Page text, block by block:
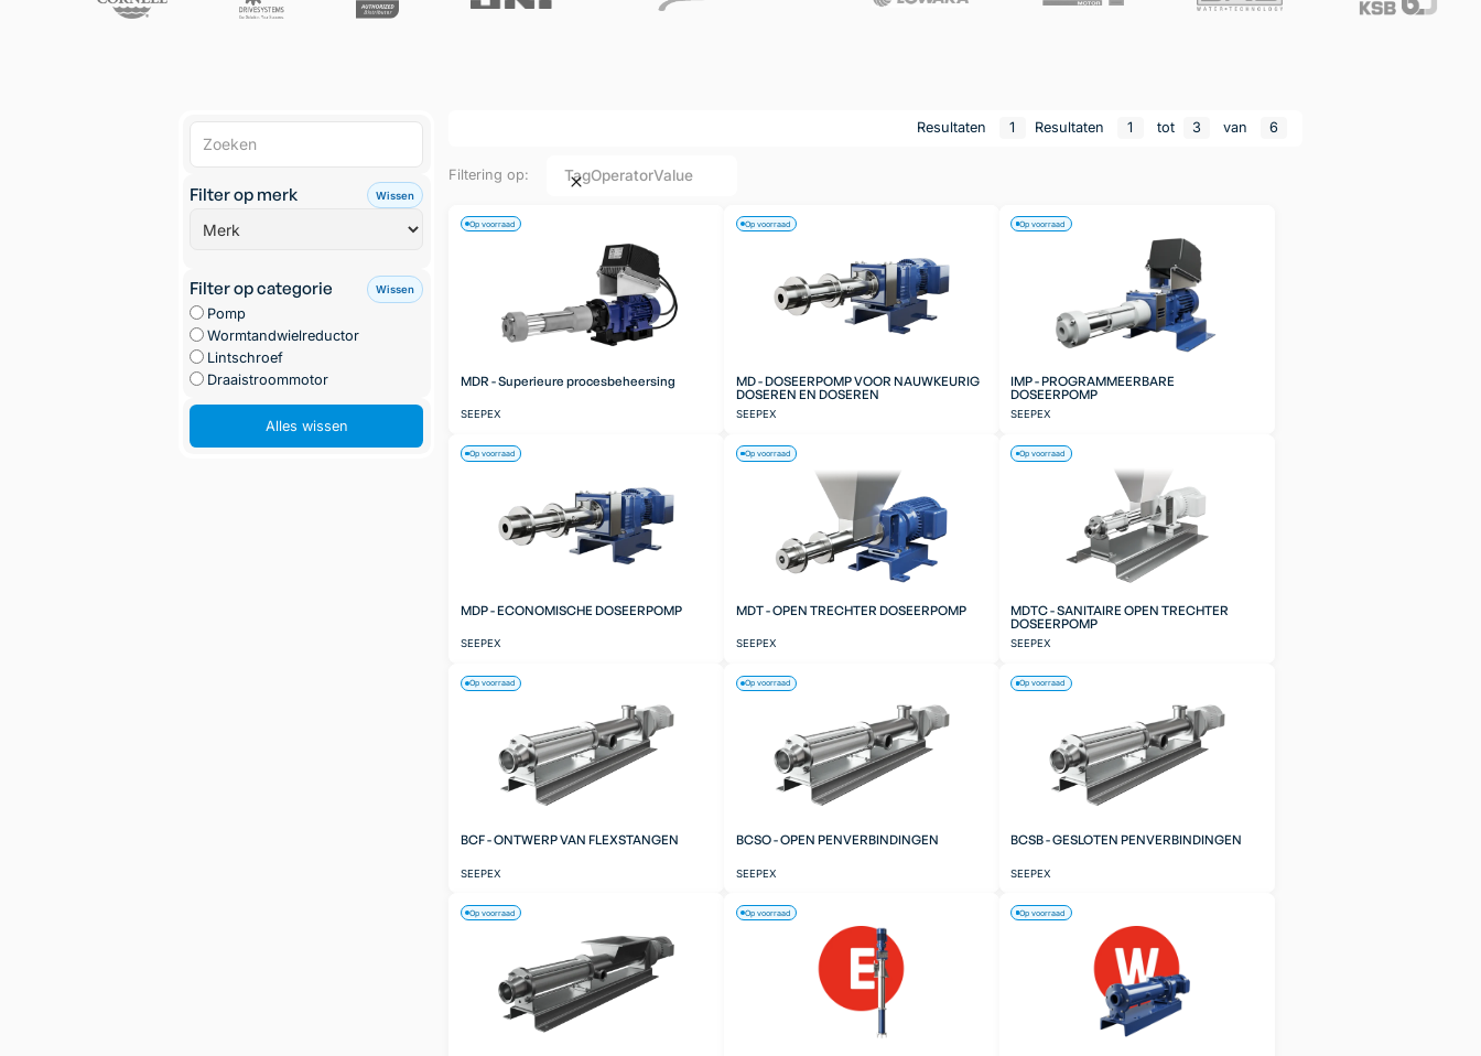
Filter op merk Wissen
Filter op categorie Wissen
Pomp
Wormtandwielreductor
Lintschroef
Draaistroommotor
Alles wissen
Resultaten 1 Resultaten 1 tot 3 van 6
Filtering op: TagOperatorValue
MDR - Superieure procesbeheersing
SEEPEX
Op voorraad
MD - DOSEERPOMP VOOR NAUWKEURIG
DOSEREN EN DOSEREN
SEEPEX
Op voorraad
IMP - PROGRAMMEERBARE
DOSEERPOMP
SEEPEX
Op voorraad
MDP - ECONOMISCHE DOSEERPOMP
SEEPEX
Op voorraad
MDT - OPEN TRECHTER DOSEERPOMP
SEEPEX
Op voorraad
MDTC - SANITAIRE OPEN TRECHTER
DOSEERPOMP
SEEPEX
Op voorraad
BCF - ONTWERP VAN FLEXSTANGEN
SEEPEX
Op voorraad
BCSO - OPEN PENVERBINDINGEN
SEEPEX
Op voorraad
BCSB - GESLOTEN PENVERBINDINGEN
SEEPEX
Op voorraad
Op voorraad Op voorraad Op voorraad